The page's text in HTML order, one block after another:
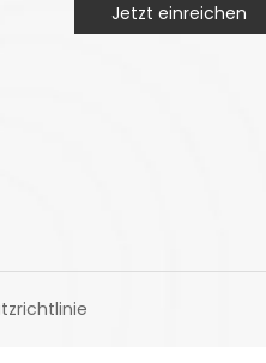
Jetzt einreichen